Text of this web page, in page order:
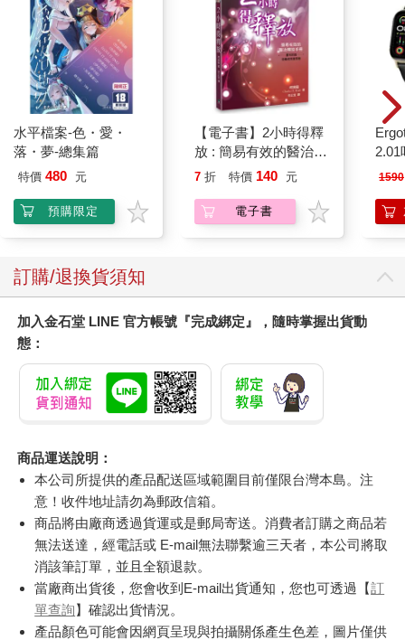
水平檔案-色・愛・
落・夢-總集篇
特價 480 元
預購限定
【電子書】2小時得釋
放 : 簡易有效的醫治釋
放手冊
7 折 特價 140 元
電子書
2.01
1590
訂購/退換貨須知
加入金石堂 LINE 官方帳號『完成綁定』，隨時掌握出貨動
態：
商品運送說明：
本公司所提供的產品配送區域範圍目前僅限台灣本島。注
意！收件地址請勿為郵政信箱。
商品將由廠商透過貨運或是郵局寄送。消費者訂購之商品若
無法送達，經電話或 E-mail無法聯繫逾三天者，本公司將取
消該筆訂單，並且全額退款。
當廠商出貨後，您會收到E-mail出貨通知，您也可透過【訂
單查詢】確認出貨情況。
產品顏色可能會因網頁呈現與拍攝關係產生色差，圖片僅供